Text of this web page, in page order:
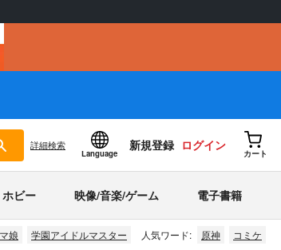
詳細検索
Language
新規登録 ログイン
カート
ホビー 映像/音楽/ゲーム 電子書籍
娘 学園アイドルマスター 人気ワード: 原神 コミケ